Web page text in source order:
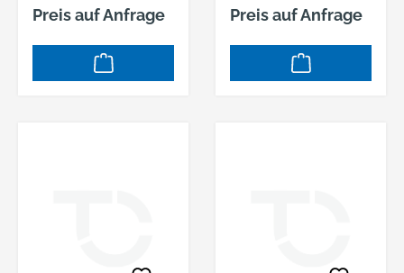
Preis auf Anfrage Preis auf Anfrage